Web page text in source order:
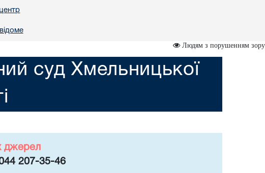
Людям з порушенням зору
суд Хмельницької
джерел
207-35-46